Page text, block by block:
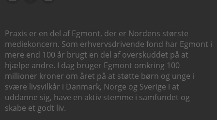
Praxis er en del af Egmont, der er Nordens største
mediekoncern. Som erhvervsdrivende fond har Egmont i
mere end 100 år brugt en del af overskuddet på at
hjælpe andre. I dag bruger Egmont omkring 100
millioner kroner om året på at støtte børn og unge i
svære livsvilkår i Danmark, Norge og Sverige i at
uddanne sig, have en aktiv stemme i samfundet og
skabe et godt liv.